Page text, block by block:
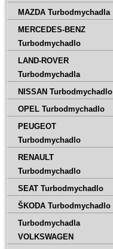
MAZDA Turbodmychadla
MERCEDES-BENZ
Turbodmychadlo
LAND-ROVER
Turbodmychadla
NISSAN Turbodmychadlo
OPEL Turbodmychadlo
PEUGEOT
Turbodmychadlo
RENAULT
Turbodmychadlo
SEAT Turbodmychadlo
ŠKODA Turbodmychadlo
Turbodmychadla
VOLKSWAGEN